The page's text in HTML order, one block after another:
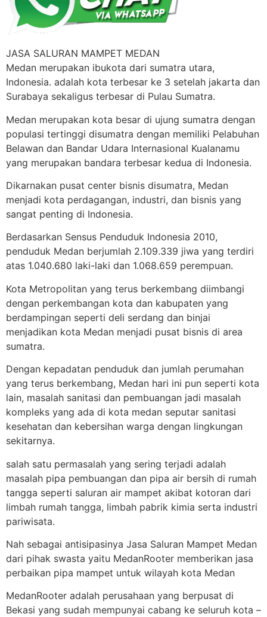
JASA SALURAN MAMPET MEDAN
Medan merupakan ibukota dari sumatra utara,
Indonesia. adalah kota terbesar ke 3 setelah jakarta dan
Surabaya sekaligus terbesar di Pulau Sumatra.
Medan merupakan kota besar di ujung sumatra dengan
populasi tertinggi disumatra dengan memiliki Pelabuhan
Belawan dan Bandar Udara Internasional Kualanamu
yang merupakan bandara terbesar kedua di Indonesia.
Dikarnakan pusat center bisnis disumatra, Medan
menjadi kota perdagangan, industri, dan bisnis yang
sangat penting di Indonesia.
Berdasarkan Sensus Penduduk Indonesia 2010,
penduduk Medan berjumlah 2.109.339 jiwa yang terdiri
atas 1.040.680 laki-laki dan 1.068.659 perempuan.
Kota Metropolitan yang terus berkembang diimbangi
dengan perkembangan kota dan kabupaten yang
berdampingan seperti deli serdang dan binjai
menjadikan kota Medan menjadi pusat bisnis di area
sumatra.
Dengan kepadatan penduduk dan jumlah perumahan
yang terus berkembang, Medan hari ini pun seperti kota
lain, masalah sanitasi dan pembuangan jadi masalah
kompleks yang ada di kota medan seputar sanitasi
kesehatan dan kebersihan warga dengan lingkungan
sekitarnya.
salah satu permasalah yang sering terjadi adalah
masalah pipa pembuangan dan pipa air bersih di rumah
tangga seperti saluran air mampet akibat kotoran dari
limbah rumah tangga, limbah pabrik kimia serta industri
pariwisata.
Nah sebagai antisipasinya Jasa Saluran Mampet Medan
dari pihak swasta yaitu MedanRooter memberikan jasa
perbaikan pipa mampet untuk wilayah kota Medan
MedanRooter adalah perusahaan yang berpusat di
Bekasi yang sudah mempunyai cabang ke seluruh kota –